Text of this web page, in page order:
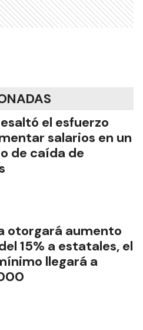
el esfuerzo
salarios en un
de caída de
otorgará aumento
15% a estatales, el
llegará a